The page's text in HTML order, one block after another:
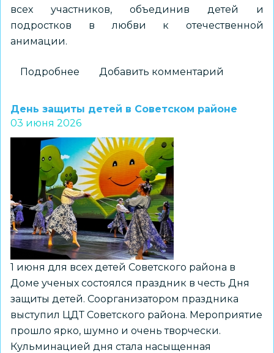
всех участников, объединив детей и
подростков в любви к отечественной
анимации.
Подробнее
«Знаем?
Да!»
с
Чебурашкой
Добавить комментарий
День защиты детей в Советском районе
03 июня 2026
1 июня для всех детей Советского района в
Доме ученых состоялся праздник в честь Дня
защиты детей. Соорганизатором праздника
выступил ЦДТ Советского района. Мероприятие
прошло ярко, шумно и очень творчески.
Кульминацией дня стала насыщенная